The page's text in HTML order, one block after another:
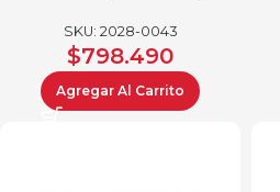
SKU: 2028-0043
$798.490
Agregar Al Carrito